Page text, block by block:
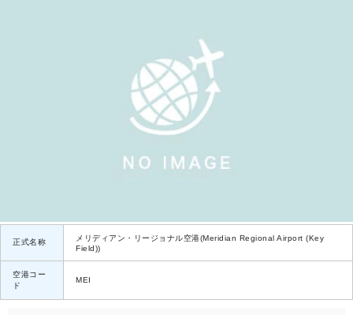
正式名称
メリディアン・リージョナル空港(Meridian Regional Airport (Key
Field))
空港コー
ド
MEI